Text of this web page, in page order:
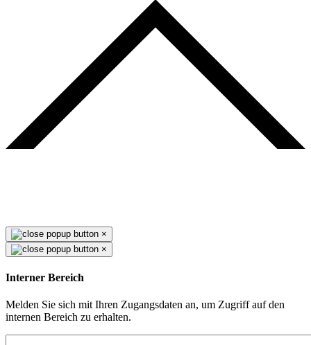
×
×
Interner Bereich
Melden Sie sich mit Ihren Zugangsdaten an, um Zugriff auf den
internen Bereich zu erhalten.